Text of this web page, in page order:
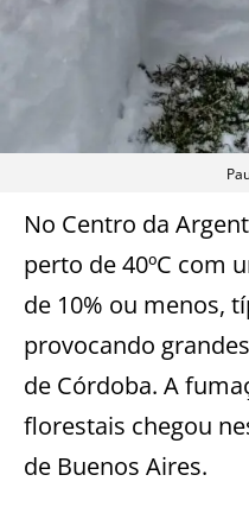
No Centro da
perto de 40ºC com
de 10% ou menos,
provocando
de Córdoba. A
florestais chegou
de Buenos Aires.